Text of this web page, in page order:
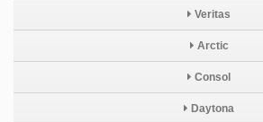
Veritas
Arctic
Consol
Daytona